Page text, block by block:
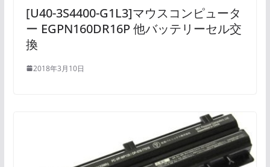
[U40-3S4400-G1L3]マウスコンピュータ
ー EGPN160DR16P 他バッテリーセル交
換
2018年3月10日